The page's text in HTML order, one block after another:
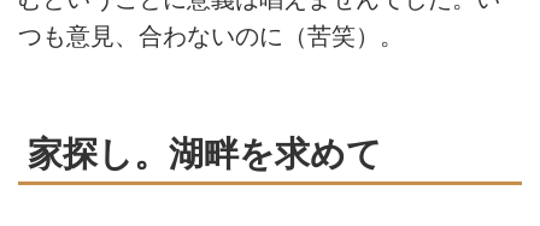
つも意見、合わないのに（苦笑）。
家探し。湖畔を求めて